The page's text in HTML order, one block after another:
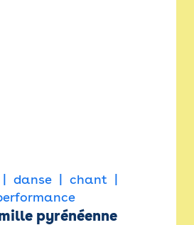
danse
chant
pyrénéenne